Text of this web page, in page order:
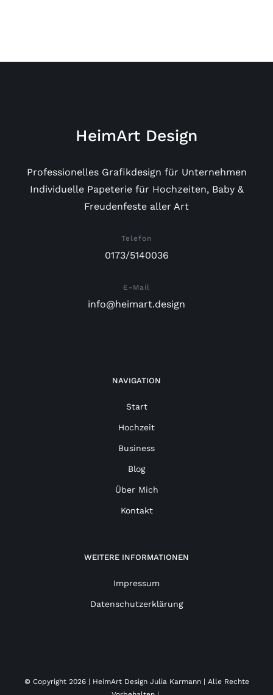
HeimArt Design
Professionelles Grafikdesign für Unternehmen
Individuelle Papeterie für Hochzeiten, Baby &
Freudenfeste aller Art
Telefon
0173/5140036
E-Mail
info@heimart.design
NAVIGATION
Start
Hochzeit
Business
Blog
Über Mich
Kontakt
WEITERE INFORMATIONEN
Impressum
Datenschutzerklärung
© Copyright 2026 | HeimArt Design Julia Karmann | Alle Rechte